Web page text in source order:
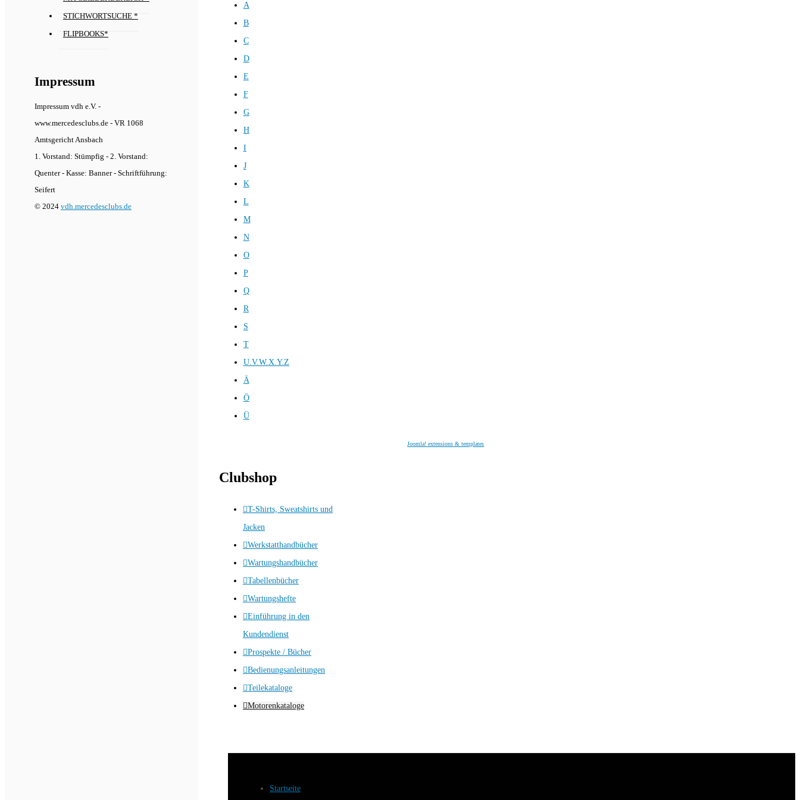
STICHWORTSUCHE *
FLIPBOOKS*
Impressum
Impressum vdh e.V. -
www.mercedesclubs.de - VR 1068
Amtsgericht Ansbach
1. Vorstand: Stümpfig - 2. Vorstand:
Quenter - Kasse: Banner - Schriftführung:
Seifert
© 2024 vdh.mercedesclubs.de
A
B
C
D
E
F
G
H
I
J
K
L
M
N
O
P
Q
R
S
T
U.V.W.X.Y.Z
Ä
Ö
Ü
Joomla! extensions & templates
Clubshop
T-Shirts, Sweatshirts und
Jacken
Werkstatthandbücher
Wartungshandbücher
Tabellenbücher
Wartungshefte
Einführung in den
Kundendienst
Prospekte / Bücher
Bedienungsanleitungen
Teilekataloge
Motorenkataloge
Startseite